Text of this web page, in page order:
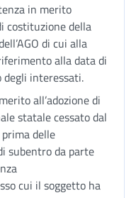
in merito
costituzione della
di cui alla
alla data di
degli interessati.
all’adozione di
statale cessato dal
delle
subentro da parte
cui il soggetto ha